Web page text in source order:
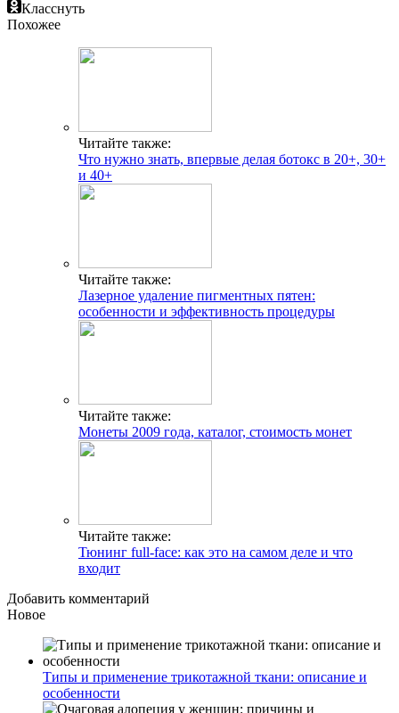
Класснуть
Похожее
Читайте также:
Что нужно знать, впервые делая ботокс в 20+, 30+
и 40+
Читайте также:
Лазерное удаление пигментных пятен:
особенности и эффективность процедуры
Читайте также:
Монеты 2009 года, каталог, стоимость монет
Читайте также:
Тюнинг full-face: как это на самом деле и что
входит
Добавить комментарий
Новое
Типы и применение трикотажной ткани: описание и
особенности